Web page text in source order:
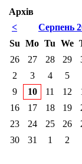
Архів
<
Серпень
Su Mo Tu We
26
27 28 29
2
3 4 5
9
10 11 12
16
17 18 19
23
24 25 26
30
31 1 2